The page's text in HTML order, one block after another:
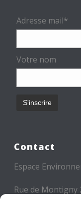
Adresse mail*
Votre nom
Contact
Espace
Rue de Montigny